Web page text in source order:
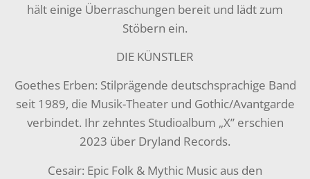
hält einige Überraschungen bereit und lädt zum
Stöbern ein.
DIE KÜNSTLER
Goethes Erben: Stilprägende deutschsprachige Band
seit 1989, die Musik-Theater und Gothic/Avantgarde
verbindet. Ihr zehntes Studioalbum „X” erschien
2023 über Dryland Records.
Cesair: Epic Folk & Mythic Music aus den